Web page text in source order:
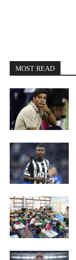
MOST READ